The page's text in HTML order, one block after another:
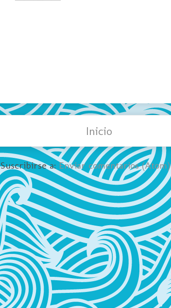
Inicio
Suscribirse a:Enviar comentarios (Atom)